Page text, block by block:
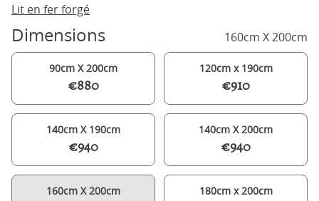
Lit en fer forgé
Dimensions 160cm X 200cm
90cm X 200cm
€880
120cm x 190cm
€910
140cm X 190cm
€940
140cm X 200cm
€940
160cm X 200cm 180cm x 200cm